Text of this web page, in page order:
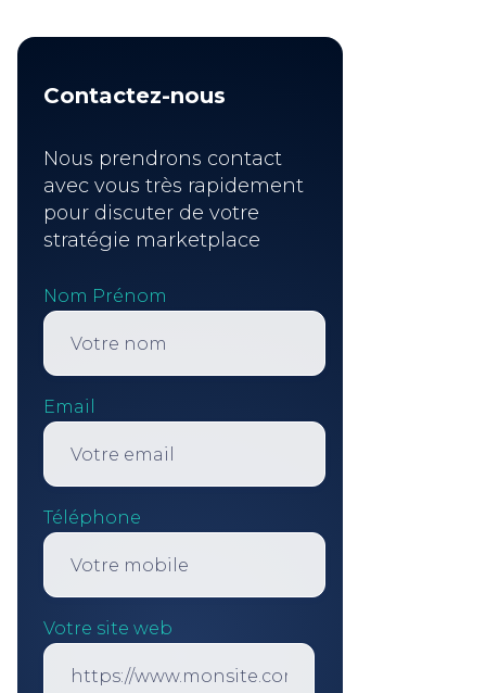
Contactez-nous
Nous prendrons contact
avec vous très rapidement
pour discuter de votre
stratégie marketplace
Nom Prénom
Email
Téléphone
Votre site web